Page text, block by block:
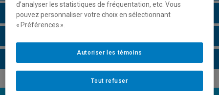
Horaire - Été 2026
d’analyser les statistiques de fréquentation, etc. Vous
pouvez personnaliser votre choix en sélectionnant
« Préférences ».
Tout refuser
Autoriser les témoins